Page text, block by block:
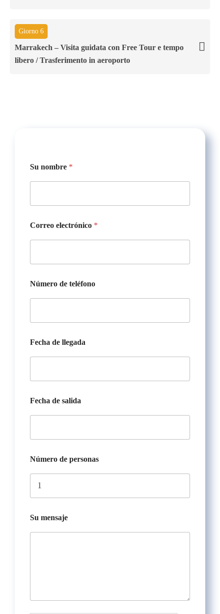
Giorno 6
Marrakech – Visita guidata con Free Tour e tempo
libero / Trasferimento in aeroporto
Su nombre *
Correo electrónico *
Número de teléfono
Fecha de llegada
a
a
e
u
Fecha de salida
Número de personas
Su mensaje